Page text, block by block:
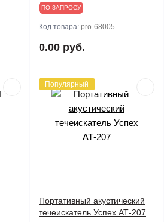
ПО ЗАПРОСУ
Код товара: pro-68005
0.00 руб.
Популярный
Портативный акустический
течеискатель Успех АТ-207